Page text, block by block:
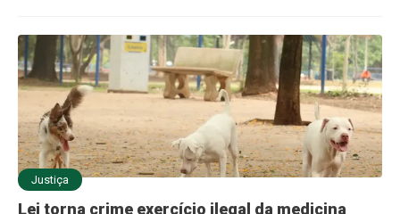
Justiça
Lei torna crime exercício ilegal da medicina